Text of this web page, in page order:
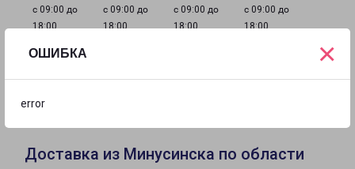
ОШИБКА
error
×
с 09:00 до
18:00
с 09:00 до
18:00
с 09:00 до
18:00
с 09:00 до
18:00
с 09:00 до
с 10:00 до
Выходной
Доставка из Минусинска по области